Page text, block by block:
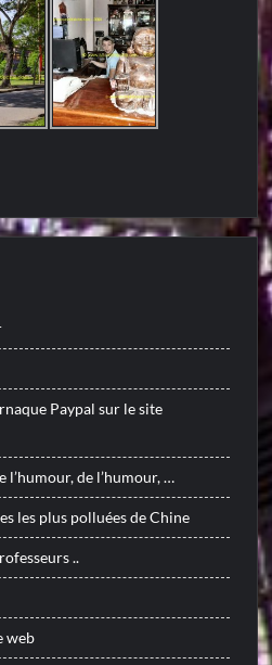
Paypal sur le site
l’humour, de l’humour, …
les plus polluées de Chine
..
web